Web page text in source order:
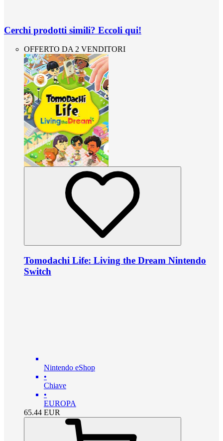
Cerchi prodotti simili? Eccoli qui!
OFFERTO DA 2 VENDITORI
Tomodachi Life: Living the Dream Nintendo
Switch
Nintendo eShop
•
Chiave
•
EUROPA
65.44 EUR